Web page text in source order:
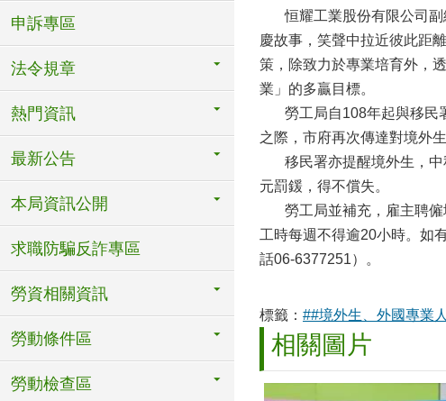
申訴專區
法令規章
熱門資訊
最新公告
本局資訊公開
求職防騙反詐專區
勞資相關資訊
勞動條件區
勞動檢查區
恒耀工業股份有限公司副
慶故事，笑聲中拉近彼此距
策，除致力於專業培育外，
業」的多贏目標。
勞工局自108年起與移民署
之際，市府再次傳達對境外
移民署亦提醒境外生，中
元罰鍰，得不償失。
勞工局並補充，雇主聘僱
工時每週不得逾20小時。如
話06-6377251）。
標籤： ##境外生、外國專業
相關圖片